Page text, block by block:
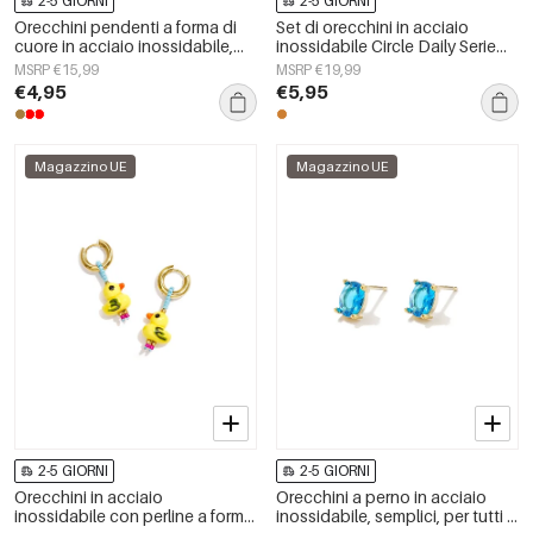
Orecchini pendenti a forma di
cuore in acciaio inossidabile,
serie Simple Daily Simple, gioielli
da donna
MSRP €15,99
€4,95
Set di orecchini in acciaio
inossidabile Circle Daily Serie
Semplice Gioiello da Donna
MSRP €19,99
€5,95
Magazzino UE
2-5 GIORNI
Orecchini in acciaio
inossidabile con perline a forma
Magazzino UE
2-5 GIORNI
Orecchini a perno in acciaio
inossidabile, semplici, per tutti i